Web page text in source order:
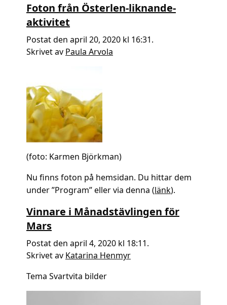
Foton från Österlen-liknande-
aktivitet
Postat den april 20, 2020 kl 16:31.
Skrivet av Paula Arvola
(foto: Karmen Björkman)
Nu finns foton på hemsidan. Du hittar dem
under ”Program” eller via denna (länk).
Vinnare i Månadstävlingen för
Mars
Postat den april 4, 2020 kl 18:11.
Skrivet av Katarina Henmyr
Tema Svartvita bilder